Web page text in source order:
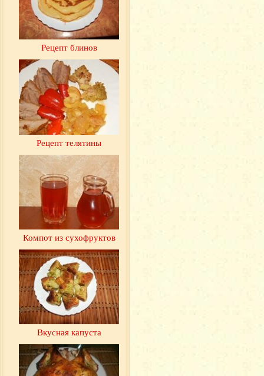
Рецепт блинов
Рецепт телятины
Компот из сухофруктов
Вкусная капуста